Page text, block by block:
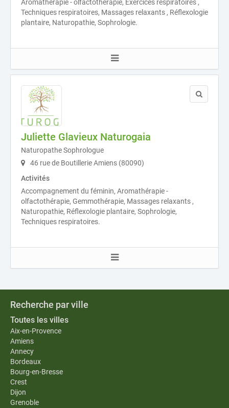
Aromathérapie - olfactothérapie, Exercices respiratoires ,
Techniques respiratoires, Massages relaxants , Réflexologie
plantaire, Naturopathie, Sophrologie.
Juliette Glavieux Naturogaia
Naturopathe Sophrologue
46 rue de Boutillerie Amiens (80090)
Activités
Accompagnement du féminin, Aromathérapie -
olfactothérapie, Gemmothérapie, Massages relaxants ,
Naturopathie, Réflexologie plantaire, Sophrologie,
Techniques respiratoires.
Recherche par ville
Toutes les villes
Aix-en-Provence
Amiens
Annecy
Bordeaux
Bourg-en-Bresse
Crest
Dijon
Grenoble